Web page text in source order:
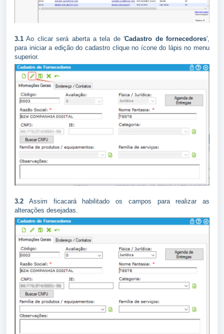
3.1 Ao clicar será aberta a tela de 'Cadastro de fornecedores',
para iniciar a edição do cadastro clique no ícone do lápis no menu
superior.
3.2 Assim ficacará habilitado os campos para realizar as
alterações desejadas.